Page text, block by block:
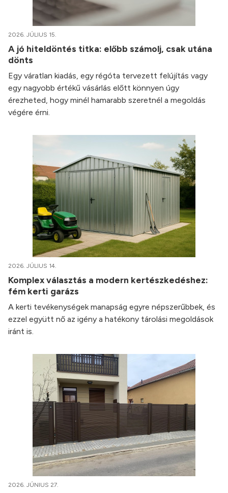
2026. JÚLIUS 15.
A jó hiteldöntés titka: előbb számolj, csak utána
dönts
Egy váratlan kiadás, egy régóta tervezett felújítás vagy
egy nagyobb értékű vásárlás előtt könnyen úgy
érezheted, hogy minél hamarabb szeretnél a megoldás
végére érni.
2026. JÚLIUS 14.
Komplex választás a modern kertészkedéshez:
fém kerti garázs
A kerti tevékenységek manapság egyre népszerűbbek, és
ezzel együtt nő az igény a hatékony tárolási megoldások
iránt is.
2026. JÚNIUS 27.